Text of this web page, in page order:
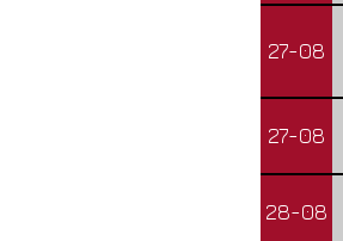
27-08
27-08
28-08